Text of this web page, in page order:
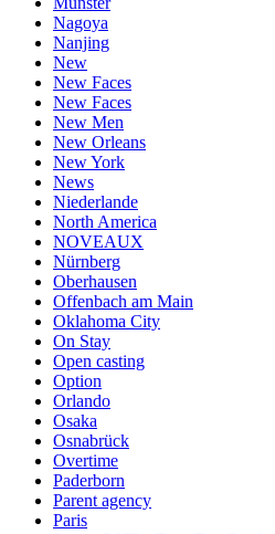
Nagoya
Nanjing
New
New Faces
New Faces
New Men
New Orleans
New York
News
Niederlande
North America
NOVEAUX
Nürnberg
Oberhausen
Offenbach am Main
Oklahoma City
On Stay
Open casting
Option
Orlando
Osaka
Osnabrück
Overtime
Paderborn
Parent agency
Paris